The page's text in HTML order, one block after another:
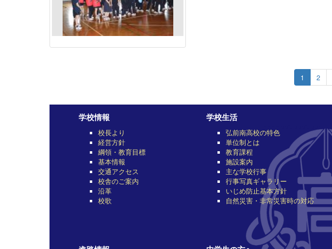
1 2
学校情報
校長より
経営方針
綱領・教育目標
基本情報
交通アクセス
校舎のご案内
沿革
校歌
学校生活
弘前南高校の特色
単位制とは
教育課程
施設案内
主な学校行事
行事写真ギャラリー
いじめ防止基本方針
自然災害・非常災害時の対応